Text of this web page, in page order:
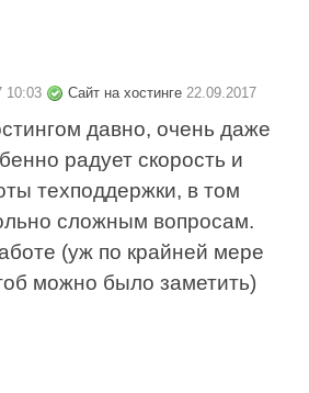
10:03 Сайт на хостинге22.09.2017
давно, очень даже
радует скорость и
техподдержки, в том
сложным вопросам.
(уж по крайней мере
можно было заметить)